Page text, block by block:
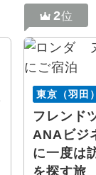
2位
東京（羽田
フレンド
ANAビジ
に一度は
を探す